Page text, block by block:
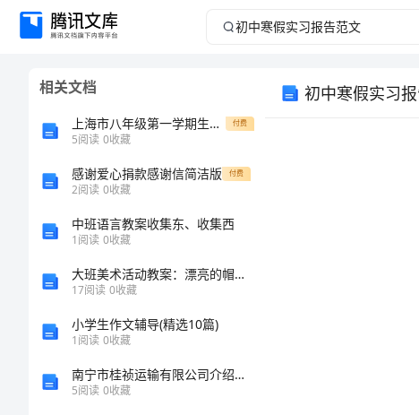
初
相关文档
上海市八年级第一学期生命科学练习册习题答案 付费
5阅读 0收藏
感谢爱心捐款感谢信简洁版 付费
2阅读 0收藏
中班语言教案收集东、收集西
1阅读 0收藏
大班美术活动教案：漂亮的帽子教案
17阅读 0收藏
小学生作文辅导(精选10篇)
1阅读 0收藏
南宁市桂祯运输有限公司介绍企业发展分析报告
5阅读 0收藏
初中寒假实习